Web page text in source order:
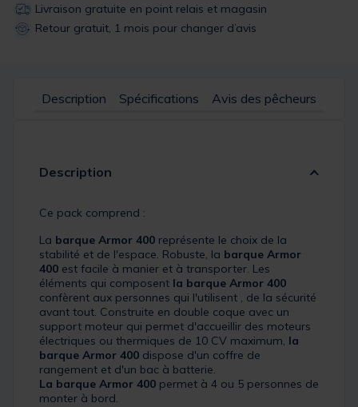
Livraison gratuite en point relais et magasin
Retour gratuit, 1 mois pour changer d’avis
Description Spécifications Avis des pêcheurs
Description
Ce pack comprend :
La barque Armor 400 représente le choix de la
stabilité et de l'espace. Robuste, la barque Armor
400 est facile à manier et à transporter. Les
éléments qui composent la barque Armor 400
confèrent aux personnes qui l'utilisent , de la sécurité
avant tout. Construite en double coque avec un
support moteur qui permet d'accueillir des moteurs
électriques ou thermiques de 10 CV maximum, la
barque Armor 400 dispose d'un coffre de
rangement et d'un bac à batterie.
La barque Armor 400 permet à 4 ou 5 personnes de
monter à bord.